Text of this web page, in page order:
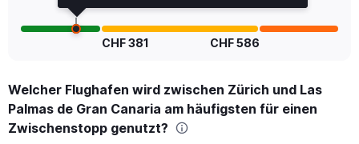
CHF 381 CHF 586
Welcher Flughafen wird zwischen Zürich und Las
Palmas de Gran Canaria am häufigsten für einen
Zwischenstopp genutzt?